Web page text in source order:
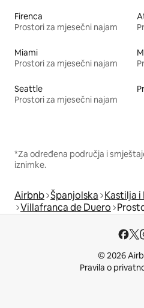
Firenca
Prostori za mjesečni najam
Miami
Prostori za mjesečni najam
Seattle
Prostori za mjesečni najam
*Za određena područja i
iznimke.
Airbnb Španjolska Kastilja i
Villafranca de Duero
© 2026
Pravila o